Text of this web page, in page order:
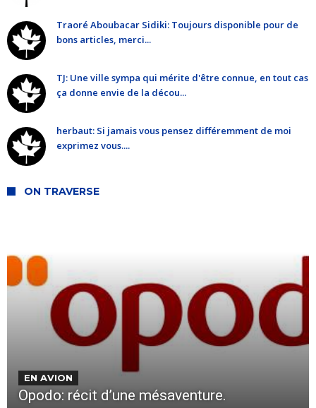
Traoré Aboubacar Sidiki: Toujours disponible pour de
bons articles, merci...
TJ: Une ville sympa qui mérite d'être connue, en tout cas
ça donne envie de la décou...
herbaut: Si jamais vous pensez différemment de moi
exprimez vous....
ON TRAVERSE
EN AVION
Opodo: récit d’une mésaventure.